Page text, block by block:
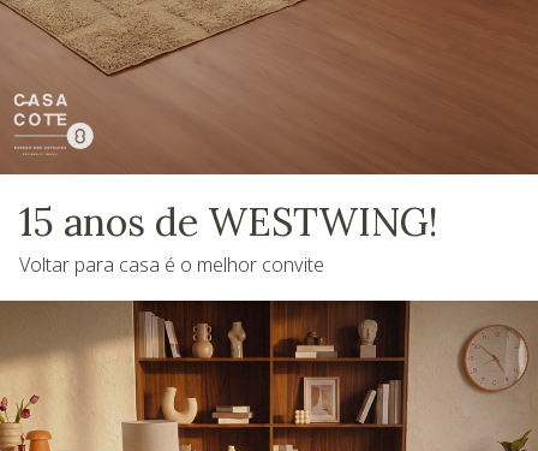
15 anos de WESTWING!
Voltar para casa é o melhor convite